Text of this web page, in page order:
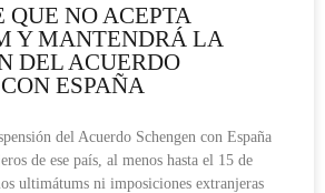
NO ACEPTA
Y MANTENDRÁ LA
DEL ACUERDO
ESPAÑA
del Acuerdo Schengen con España
de ese país, al menos hasta el 15 de
ultimátums ni imposiciones extranjeras